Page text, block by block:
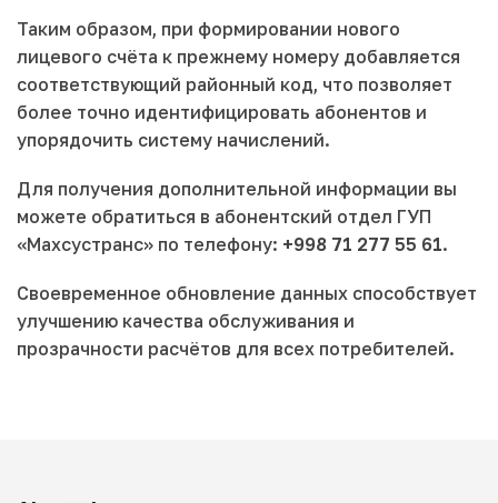
Таким образом, при формировании нового
лицевого счёта к прежнему номеру добавляется
соответствующий районный код, что позволяет
более точно идентифицировать абонентов и
упорядочить систему начислений.
Для получения дополнительной информации вы
можете обратиться в абонентский отдел ГУП
«Махсустранс» по телефону: +998 71 277 55 61.
Своевременное обновление данных способствует
улучшению качества обслуживания и
прозрачности расчётов для всех потребителей.